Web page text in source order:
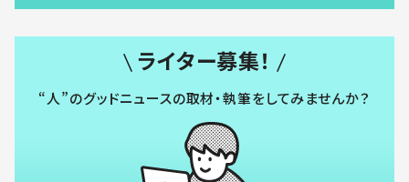
ライター募集！
“人”のグッドニュースの取材・執筆をしてみませんか？